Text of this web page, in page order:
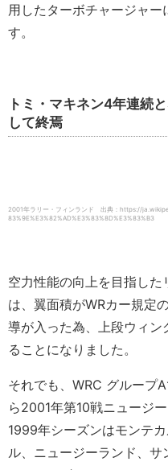
用したターボチャージャー
す。
トミ・マキネン4年連続
して終焉
2001年ラリー・フィンランド 出典：https://
83%9E%E3%82%AD%E3%83%8D%E3%83%B3
空力性能の向上を目指し
は、翼面積がWRカー規定
導が入った為、上段ウィ
ることになりました。
それでも、WRC グループ
ら2001年第10戦ニュージ
1999年シーズンはモンテ
ル、ニュージーランド、